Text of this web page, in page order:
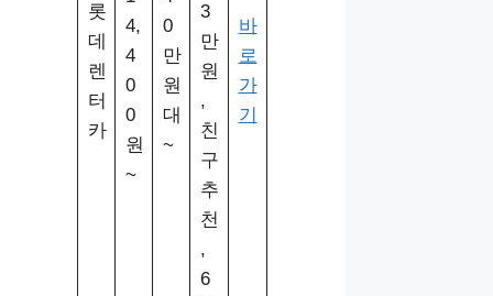
롯
데
렌
터
카
4,
4
0
0
원
~
0
만
원
대
~
3
만
원
,
친
구
추
천
,
6
바
로
가
기